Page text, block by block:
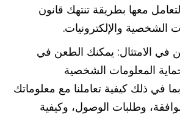
معها بطريقة تنتهك قانون
الشخصية والإلكترونيات.
في الامتثال: يمكنك الطعن في
حماية المعلومات الشخصية
بما في ذلك كيفية تعاملنا مع معلوماتك
وطلبات الوصول، وكيفية